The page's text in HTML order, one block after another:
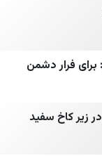
اقتصاد آنلاین
ایبنا